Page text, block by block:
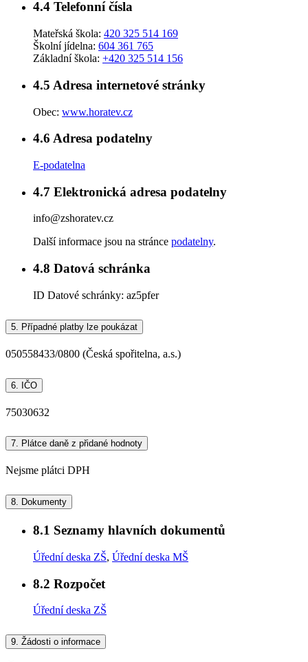
4.4 Telefonní čísla
Mateřská škola: 420 325 514 169
Školní jídelna: 604 361 765
Základní škola: +420 325 514 156
4.5 Adresa internetové stránky
Obec: www.horatev.cz
4.6 Adresa podatelny
E-podatelna
4.7 Elektronická adresa podatelny
info@zshoratev.cz
Další informace jsou na stránce podatelny.
4.8 Datová schránka
ID Datové schránky: az5pfer
5. Případné platby lze poukázat
050558433/0800 (Česká spořitelna, a.s.)
6. IČO
75030632
7. Plátce daně z přidané hodnoty
Nejsme plátci DPH
8. Dokumenty
8.1 Seznamy hlavních dokumentů
Úřední deska ZŠ, Úřední deska MŠ
8.2 Rozpočet
Úřední deska ZŠ
9. Žádosti o informace